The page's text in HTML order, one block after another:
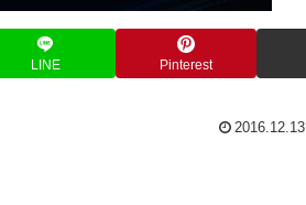
LINE Pinterest
2016.12.13